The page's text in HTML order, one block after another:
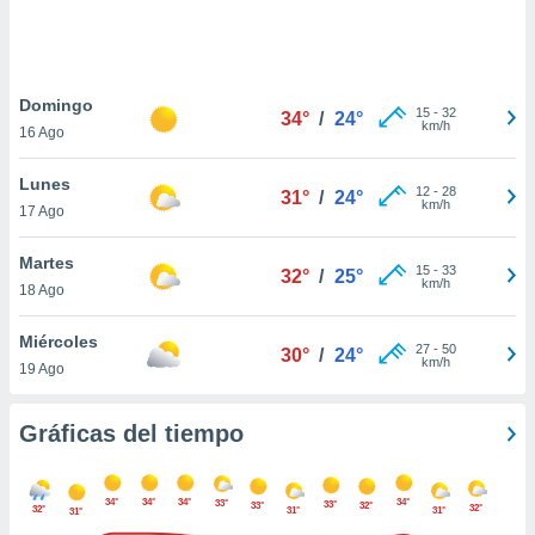
únicos
similares
como
sitio
de
posible
en
a lo que
Para
Domingo
16 Ago
34° / 24° 15- 32
km/h
Lunes
17 Ago
31° / 24° 12- 28
km/h
Martes
18 Ago
32° / 25° 15- 33
km/h
Miércoles
19 Ago
30° / 24° 27- 50
km/h
Gráficas del tiempo
32° 31°
34° 34° 34° 33° 33° 31°
33° 32° 34°
31° 32°